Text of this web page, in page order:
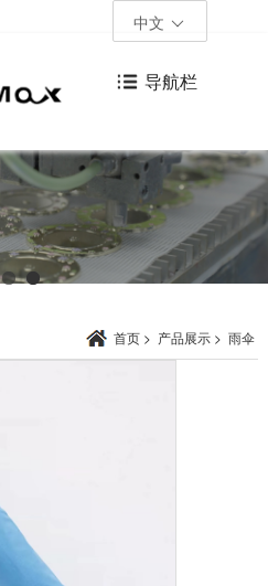
中文
导航栏
首页 > 产品展示 > 雨伞